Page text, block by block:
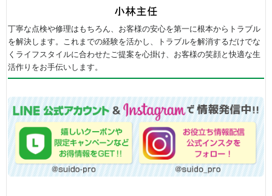
丁寧な点検や修理はもちろん、お客様の安心を第一に根本からトラブル
を解決します。これまでの経験を活かし、トラブルを解消するだけでな
くライフスタイルに合わせたご提案を心掛け、お客様の笑顔と快適な生
活作りをお手伝いします。